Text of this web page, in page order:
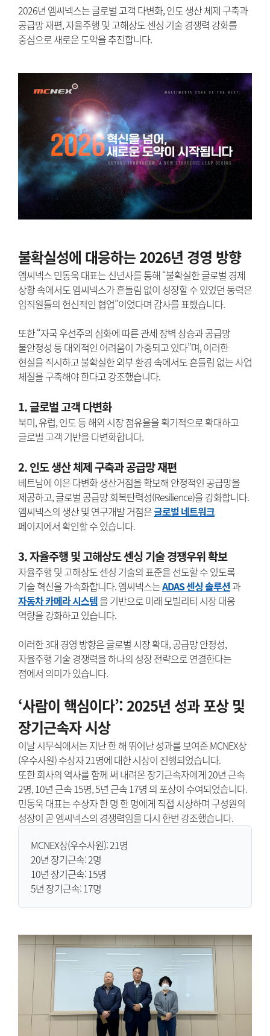
2026년 엠씨넥스는 글로벌 고객 다변화, 인도 생산 체제 구축과
공급망 재편, 자율주행 및 고해상도 센싱 기술 경쟁력 강화를
중심으로 새로운 도약을 추진합니다.
불확실성에 대응하는 2026년 경영 방향
엠씨넥스 민동욱 대표는 신년사를 통해 “불확실한 글로벌 경제
상황 속에서도 엠씨넥스가 흔들림 없이 성장할 수 있었던 동력은
임직원들의 헌신적인 협업”이었다며 감사를 표했습니다.
또한 “자국 우선주의 심화에 따른 관세 장벽 상승과 공급망
불안정성 등 대외적인 어려움이 가중되고 있다”며, 이러한
현실을 직시하고 불확실한 외부 환경 속에서도 흔들림 없는 사업
체질을 구축해야 한다고 강조했습니다.
1. 글로벌 고객 다변화
북미, 유럽, 인도 등 해외 시장 점유율을 획기적으로 확대하고
글로벌 고객 기반을 다변화합니다.
2. 인도 생산 체제 구축과 공급망 재편
베트남에 이은 다변화 생산거점을 확보해 안정적인 공급망을
제공하고, 글로벌 공급망 회복탄력성(Resilience)을 강화합니다.
엠씨넥스의 생산 및 연구개발 거점은글로벌 네트워크
페이지에서 확인할 수 있습니다.
3. 자율주행 및 고해상도 센싱 기술 경쟁우위 확보
자율주행 및 고해상도 센싱 기술의 표준을 선도할 수 있도록
기술 혁신을 가속화합니다. 엠씨넥스는ADAS 센싱 솔루션과
자동차 카메라 시스템을 기반으로 미래 모빌리티 시장 대응
역량을 강화하고 있습니다.
이러한 3대 경영 방향은 글로벌 시장 확대, 공급망 안정성,
자율주행 기술 경쟁력을 하나의 성장 전략으로 연결한다는
점에서 의미가 있습니다.
‘사람이 핵심이다’: 2025년 성과 포상 및
장기근속자 시상
이날 시무식에서는 지난 한 해 뛰어난 성과를 보여준 MCNEX상
(우수사원) 수상자 21명에 대한 시상이 진행되었습니다.
또한 회사의 역사를 함께 써 내려온 장기근속자에게 20년 근속
2명, 10년 근속 15명, 5년 근속 17명 의 포상이 수여되었습니다.
민동욱 대표는 수상자 한 명 한 명에게 직접 시상하며 구성원의
성장이 곧 엠씨넥스의 경쟁력임을 다시 한번 강조했습니다.
MCNEX상(우수사원): 21명
20년 장기근속: 2명
10년 장기근속: 15명
5년 장기근속: 17명